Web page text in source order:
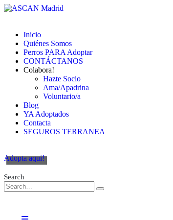
Inicio
Quiénes Somos
Perros PARA Adoptar
CONTÁCTANOS
Colabora!
Hazte Socio
Ama/Apadrina
Voluntario/a
Blog
YA Adoptados
Contacta
SEGUROS TERRANEA
Adopta aqui!
Search